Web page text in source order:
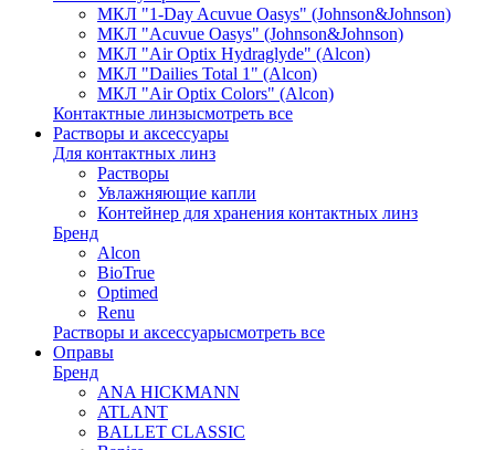
МКЛ "1-Day Acuvue Oasys" (Johnson&Johnson)
МКЛ "Acuvue Oasys" (Johnson&Johnson)
МКЛ "Air Optix Hydraglyde" (Alcon)
МКЛ "Dailies Total 1" (Alcon)
МКЛ "Air Optix Colors" (Alcon)
Контактные линзысмотреть все
Растворы и аксессуары
Для контактных линз
Растворы
Увлажняющие капли
Контейнер для хранения контактных линз
Бренд
Alcon
BioTrue
Optimed
Renu
Растворы и аксессуарысмотреть все
Оправы
Бренд
ANA HICKMANN
ATLANT
BALLET CLASSIC